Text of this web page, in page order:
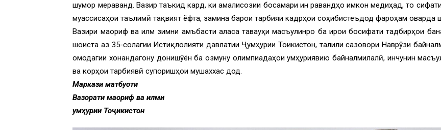
шумор мераванд. Вазир таъкид кард, ки амалисозии босамари ин равандҳо имкон медиҳад, то
муассисаҳои таълимӣ тақвият ёфта, замина барои тарбияи кадрҳои соҳибистеъдод фароҳам оварда
Вазири маориф ва илм зимни ҷамъбасти ҷаласа таваҷҷуҳи масъулинро ба иҷрои босифати тадбирҳои
шоиста аз 35-солагии Истиқлолияти давлатии Ҷумҳурии Тоҷикистон, таҷлили сазовори Наврӯзи
омодагии хонандагону донишҷӯён ба озмуну олимпиадаҳои ҷумҳуриявию байналмилалӣ, инчунин
ва корҳои тарбиявӣ супоришҳои мушаххас дод.
Маркази матбуоти
Вазорати маориф ва илми
Ҷумҳурии Тоҷикистон